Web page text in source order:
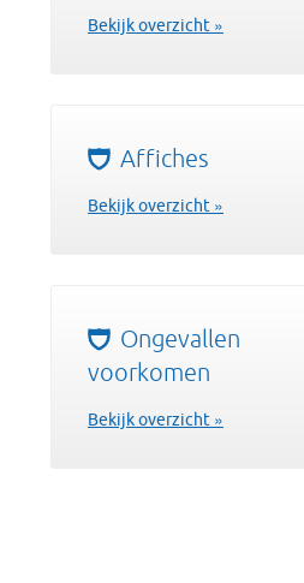
Bekijk overzicht »
Affiches
Bekijk overzicht »
Ongevallen
voorkomen
Bekijk overzicht »